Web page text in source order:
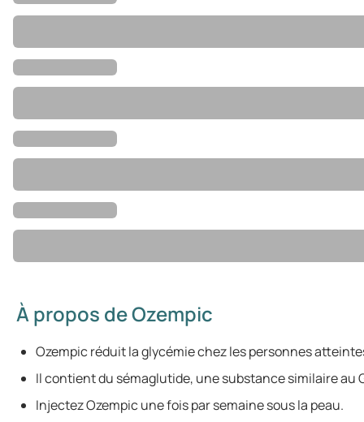
À propos de Ozempic
Ozempic réduit la glycémie chez les personnes
Il contient du sémaglutide, une substance similaire au
Injectez Ozempic une fois par semaine sous la peau.